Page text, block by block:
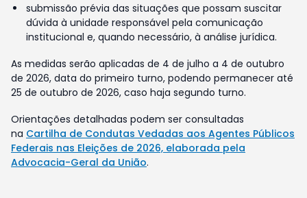
submissão prévia das situações que possam suscitar
dúvida à unidade responsável pela comunicação
institucional e, quando necessário, à análise jurídica.
As medidas serão aplicadas de 4 de julho a 4 de outubro
de 2026, data do primeiro turno, podendo permanecer até
25 de outubro de 2026, caso haja segundo turno.
Orientações detalhadas podem ser consultadas
na Cartilha de Condutas Vedadas aos Agentes Públicos
Federais nas Eleições de 2026, elaborada pela
Advocacia-Geral da União.